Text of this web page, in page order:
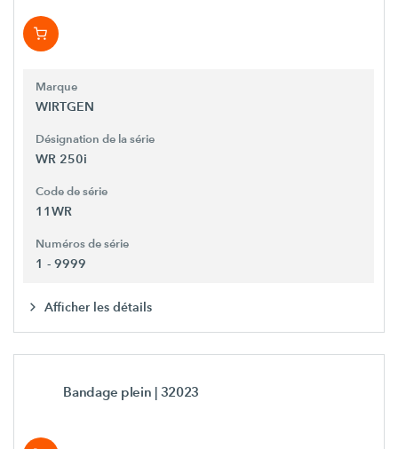
Marque
WIRTGEN
Désignation de la série
WR 250i
Code de série
11WR
Numéros de série
1 - 9999
Afficher les détails
Bandage plein | 32023